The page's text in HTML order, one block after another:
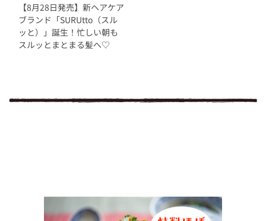
【8月28日発売】新ヘアケア
ブランド「SURUtto（スル
ッと）」誕生！忙しい朝も
スルッとまとまる髪へ♡